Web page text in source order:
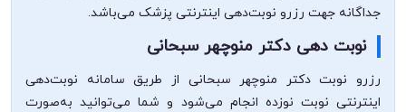
جداگانه جهت رزرو نوبت‌دهی اینترنتی پزشک می‌باشد.
نوبت دهی دکتر منوچهر سبحانی
رزرو نوبت دکتر منوچهر سبحانی از طریق سامانه نوبت‌دهی
اینترنتی نوبت نوزده انجام می‌شود و شما می‌توانید به‌صورت